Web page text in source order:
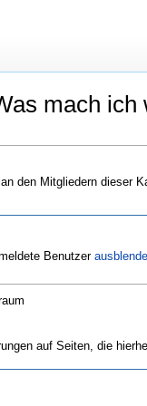
mach
den Mitgliedern dieser
Benutzer
auf Seiten, die